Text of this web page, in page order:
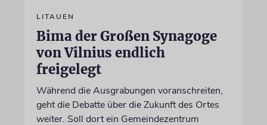
LITAUEN
Bima der Großen Synagoge
von Vilnius endlich
freigelegt
Während die Ausgrabungen voranschreiten,
geht die Debatte über die Zukunft des Ortes
weiter. Soll dort ein Gemeindezentrum